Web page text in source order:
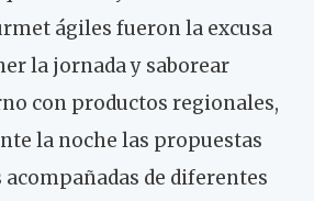
ágiles fueron la excusa
la jornada y saborear
con productos regionales,
la noche las propuestas
acompañadas de diferentes